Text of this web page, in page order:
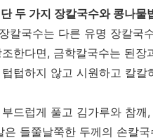
두 가지 장칼국수와 콩나물
칼국수는 다른 유명 장칼국
한다면, 금학칼국수는 된
텁하지 않고 시원하고 칼칼
드럽게 풀고 김가루와 참
은 들쭐날쭉한 두께의 손칼